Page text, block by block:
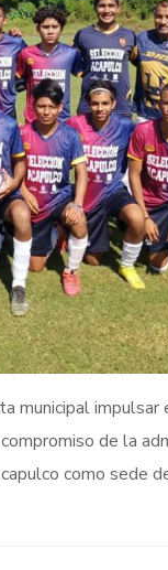
municipal
de la
como sede